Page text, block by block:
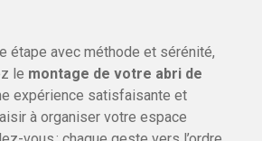
étape avec méthode et sérénité,
le montage de votre abri de
expérience satisfaisante et
à organiser votre espace